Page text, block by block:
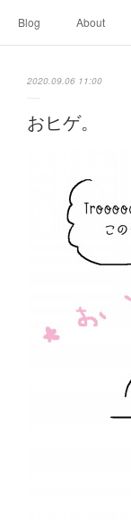
Blog About
2020.09.06 11:00
おヒゲ。